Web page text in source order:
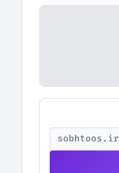
sobhtoos.ir